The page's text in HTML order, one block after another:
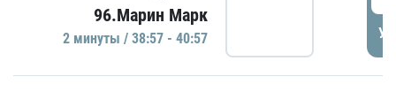
96.Марин Марк
2 минуты / 38:57 - 40:57